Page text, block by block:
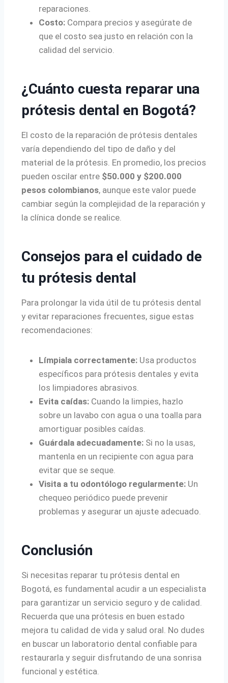
reparaciones.
Costo: Compara precios y asegúrate de
que el costo sea justo en relación con la
calidad del servicio.
¿Cuánto cuesta reparar una
prótesis dental en Bogotá?
El costo de la reparación de prótesis dentales
varía dependiendo del tipo de daño y del
material de la prótesis. En promedio, los precios
pueden oscilar entre $50.000 y $200.000
pesos colombianos, aunque este valor puede
cambiar según la complejidad de la reparación y
la clínica donde se realice.
Consejos para el cuidado de
tu prótesis dental
Para prolongar la vida útil de tu prótesis dental
y evitar reparaciones frecuentes, sigue estas
recomendaciones:
Límpiala correctamente: Usa productos
específicos para prótesis dentales y evita
los limpiadores abrasivos.
Evita caídas: Cuando la limpies, hazlo
sobre un lavabo con agua o una toalla para
amortiguar posibles caídas.
Guárdala adecuadamente: Si no la usas,
mantenla en un recipiente con agua para
evitar que se seque.
Visita a tu odontólogo regularmente: Un
chequeo periódico puede prevenir
problemas y asegurar un ajuste adecuado.
Conclusión
Si necesitas reparar tu prótesis dental en
Bogotá, es fundamental acudir a un especialista
para garantizar un servicio seguro y de calidad.
Recuerda que una prótesis en buen estado
mejora tu calidad de vida y salud oral. No dudes
en buscar un laboratorio dental confiable para
restaurarla y seguir disfrutando de una sonrisa
funcional y estética.